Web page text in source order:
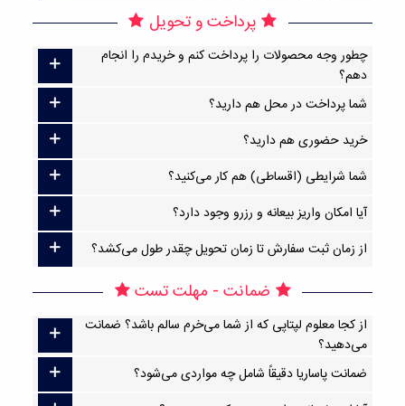
پرداخت و تحویل
چطور وجه محصولات را پرداخت کنم و خریدم را انجام
دهم؟
شما پرداخت در محل هم دارید؟
خرید حضوری هم دارید؟
شما شرایطی (اقساطی) هم کار می‌کنید؟
آیا امکان واریز بیعانه و رزرو وجود دارد؟
از زمان ثبت سفارش تا زمان تحویل چقدر طول می‌کشد؟
ضمانت - مهلت تست
از کجا معلوم لپتاپی که از شما می‌خرم سالم باشد؟ ضمانت
می‌دهید؟
ضمانت پاساریا دقیقاً شامل چه مواردی می‌شود؟